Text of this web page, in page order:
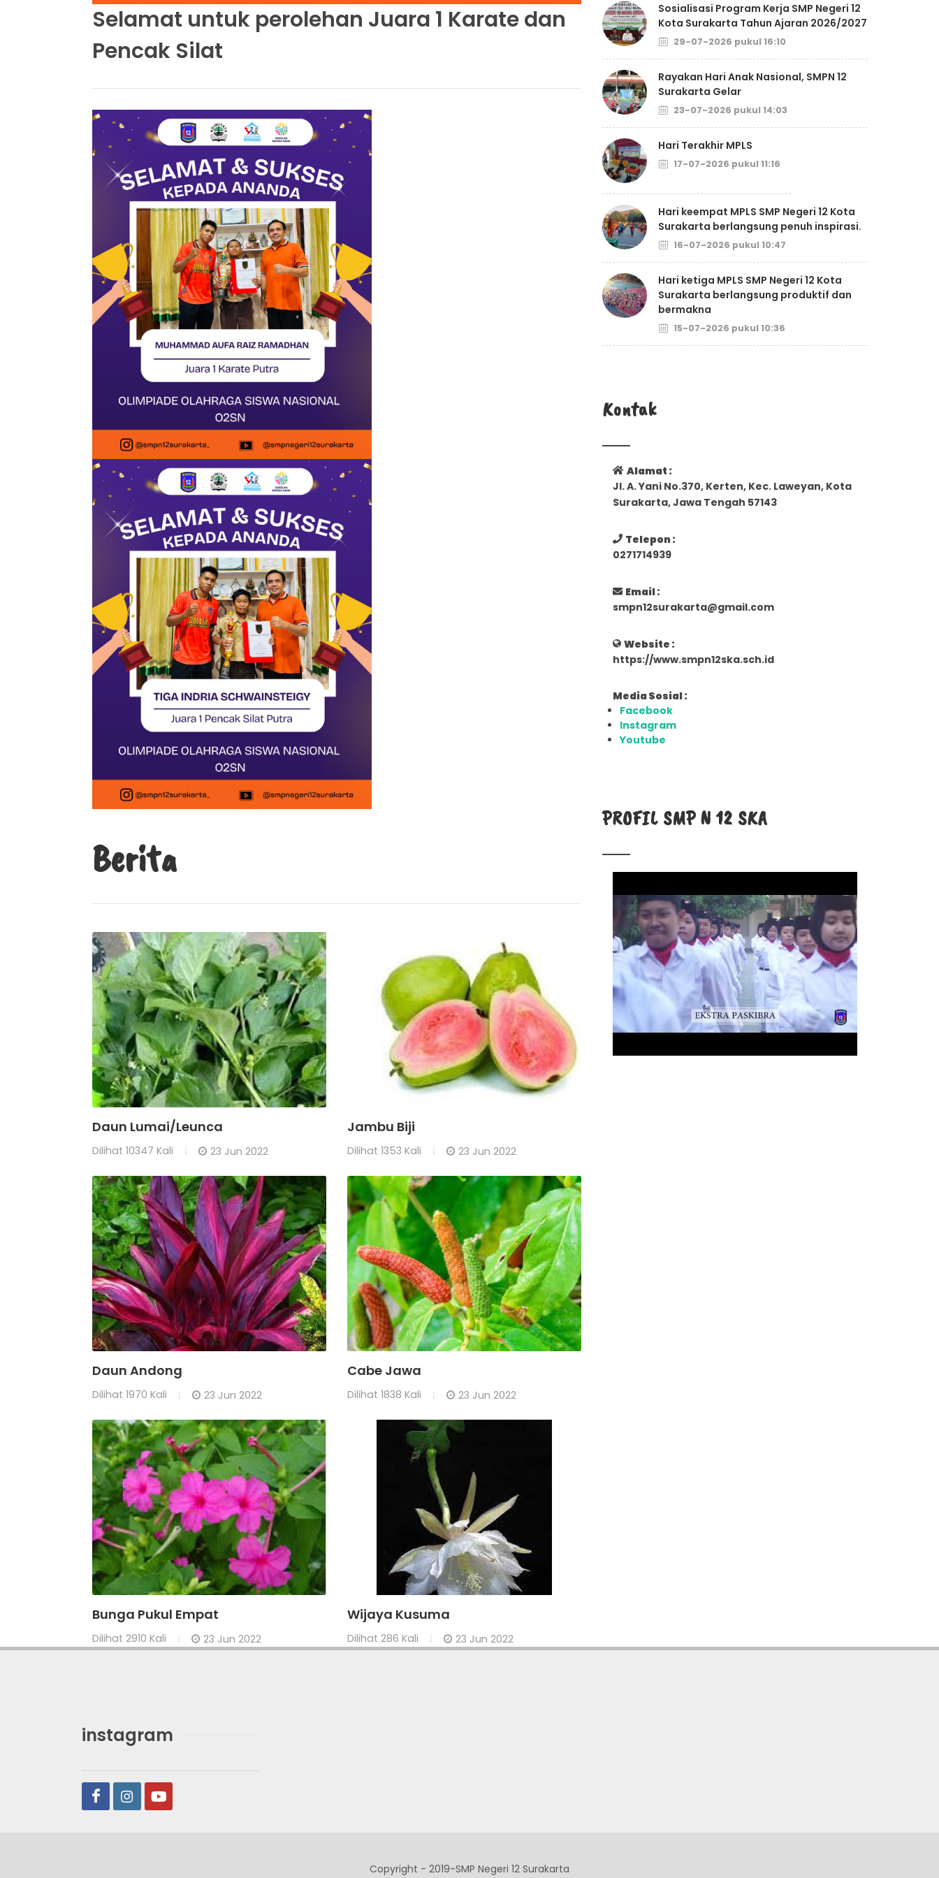
Selamat untuk perolehan Juara 1 Karate dan
Pencak Silat
Berita
Daun Lumai/Leunca
Dilihat 10347 Kali 23 Jun 2022
Jambu Biji
Dilihat 1353 Kali 23 Jun 2022
Daun Andong
Dilihat 1970 Kali 23 Jun 2022
Cabe Jawa
Dilihat 1838 Kali 23 Jun 2022
Bunga Pukul Empat
Dilihat 2910 Kali 23 Jun 2022
Wijaya Kusuma
Dilihat 286 Kali 23 Jun 2022
Sosialisasi Program Kerja SMP Negeri 12
Kota Surakarta Tahun Ajaran 2026/2027
29-07-2026 pukul 16:10
Rayakan Hari Anak Nasional, SMPN 12
Surakarta Gelar
23-07-2026 pukul 14:03
Hari Terakhir MPLS
17-07-2026 pukul 11:16
Hari keempat MPLS SMP Negeri 12 Kota
Surakarta berlangsung penuh inspirasi.
16-07-2026 pukul 10:47
Hari ketiga MPLS SMP Negeri 12 Kota
Surakarta berlangsung produktif dan
bermakna
15-07-2026 pukul 10:36
Kontak
Alamat :
Jl. A. Yani No.370, Kerten, Kec. Laweyan, Kota
Surakarta, Jawa Tengah 57143
Telepon :
0271714939
Email :
smpn12surakarta@gmail.com
Website :
https://www.smpn12ska.sch.id
Media Sosial :
Facebook
Instagram
Youtube
PROFIL SMP N 12 SKA
instagram
Copyright - 2019-SMP Negeri 12 Surakarta